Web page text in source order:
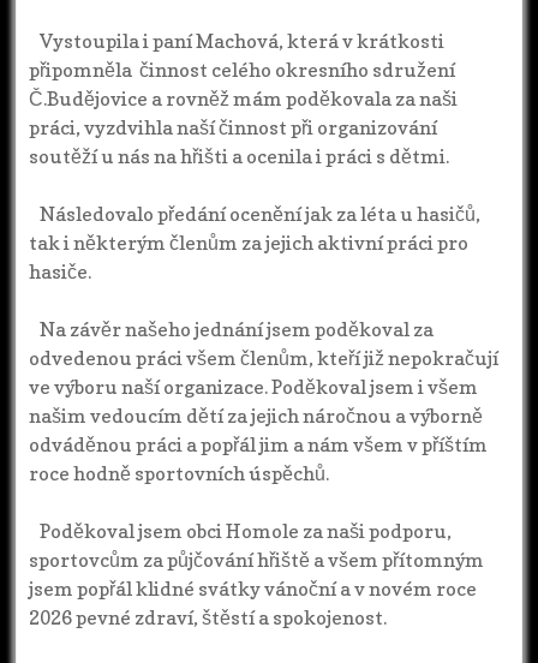
Vystoupila i paní Machová, která v krátkosti
připomněla činnost celého okresního sdružení
Č.Budějovice a rovněž mám poděkovala za naši
práci, vyzdvihla naší činnost při organizování
soutěží u nás na hřišti a ocenila i práci s dětmi.
Následovalo předání ocenění jak za léta u hasičů,
tak i některým členům za jejich aktivní práci pro
hasiče.
Na závěr našeho jednání jsem poděkoval za
odvedenou práci všem členům, kteří již nepokračují
ve výboru naší organizace. Poděkoval jsem i všem
našim vedoucím dětí za jejich náročnou a výborně
odváděnou práci a popřál jim a nám všem v příštím
roce hodně sportovních úspěchů.
Poděkoval jsem obci Homole za naši podporu,
sportovcům za půjčování hřiště a všem přítomným
jsem popřál klidné svátky vánoční a v novém roce
2026 pevné zdraví, štěstí a spokojenost.